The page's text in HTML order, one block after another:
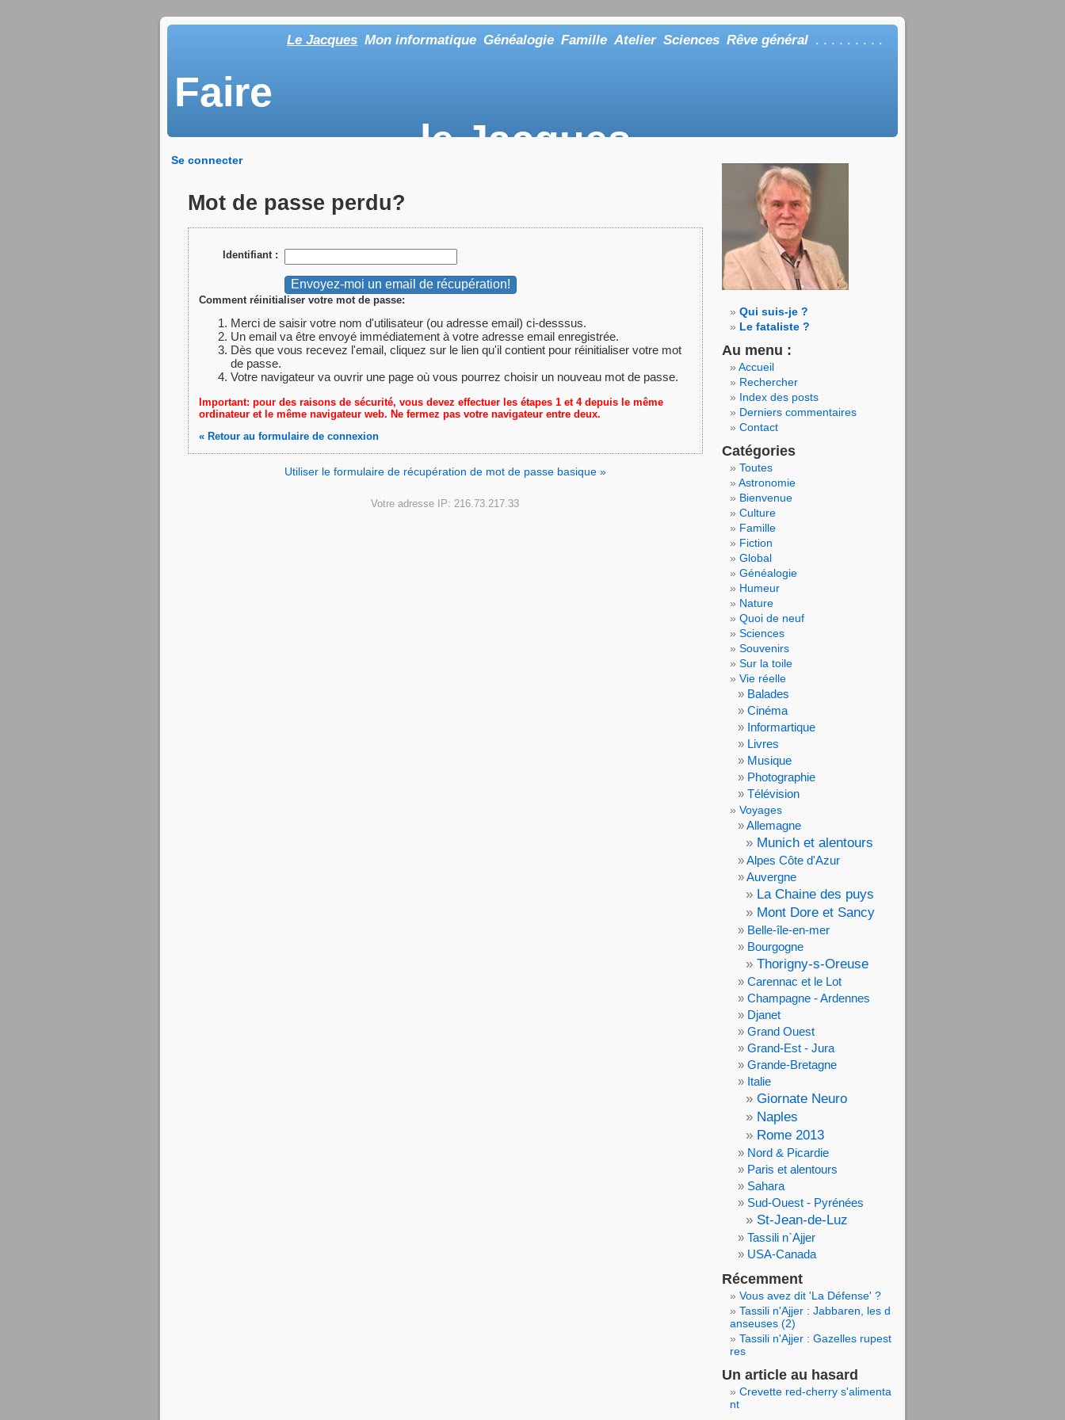
Le Jacques Mon informatique Généalogie Famille Atelier Sciences Rêve général . . . . . . . . .
Faire
le Jacques
Se connecter
Mot de passe perdu?
Identifiant :
Comment réinitialiser votre mot de passe:
Merci de saisir votre nom d'utilisateur (ou adresse email) ci-desssus.
Un email va être envoyé immédiatement à votre adresse email enregistrée.
Dès que vous recevez l'email, cliquez sur le lien qu'il contient pour réinitialiser votre mot
de passe.
Votre navigateur va ouvrir une page où vous pourrez choisir un nouveau mot de passe.
Important: pour des raisons de sécurité, vous devez effectuer les étapes 1 et 4 depuis le même
ordinateur et le même navigateur web. Ne fermez pas votre navigateur entre deux.
« Retour au formulaire de connexion
Utiliser le formulaire de récupération de mot de passe basique »
Votre adresse IP: 216.73.217.33
Qui suis-je ?
Le fataliste ?
Au menu :
Accueil
Rechercher
Index des posts
Derniers commentaires
Contact
Catégories
Toutes
Astronomie
Bienvenue
Culture
Famille
Fiction
Global
Généalogie
Humeur
Nature
Quoi de neuf
Sciences
Souvenirs
Sur la toile
Vie réelle
Balades
Cinéma
Informartique
Livres
Musique
Photographie
Télévision
Voyages
Allemagne
Munich et alentours
Alpes Côte d'Azur
Auvergne
La Chaine des puys
Mont Dore et Sancy
Belle-île-en-mer
Bourgogne
Thorigny-s-Oreuse
Carennac et le Lot
Champagne - Ardennes
Djanet
Grand Ouest
Grand-Est - Jura
Grande-Bretagne
Italie
Giornate Neuro
Naples
Rome 2013
Nord & Picardie
Paris et alentours
Sahara
Sud-Ouest - Pyrénées
St-Jean-de-Luz
Tassili n`Ajjer
USA-Canada
Récemment
Vous avez dit 'La Défense' ?
Tassili n'Ajjer : Jabbaren, les d
anseuses (2)
Tassili n'Ajjer : Gazelles rupest
res
Un article au hasard
Crevette red-cherry s'alimenta
nt